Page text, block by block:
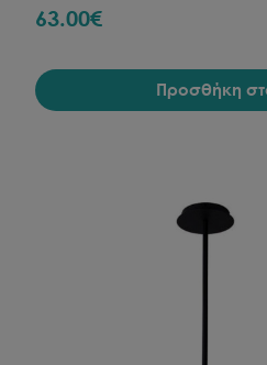
63.00€
Προσθήκη